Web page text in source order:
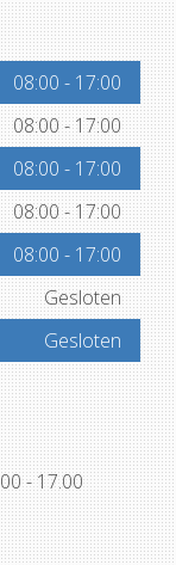
08:00 - 17:00
08:00-17:00
08:00 - 17:00
08:00-17:00
08:00 - 17:00
Gesloten
Gesloten
- 17.00